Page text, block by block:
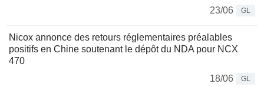
23/06
GL
Nicox annonce des retours réglementaires préalables
positifs en Chine soutenant le dépôt du NDA pour NCX
470
18/06
GL